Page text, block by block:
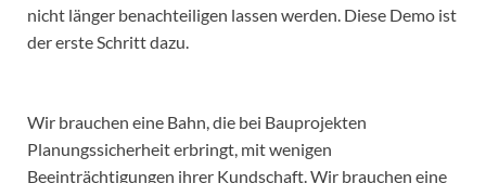
nicht länger benachteiligen lassen werden. Diese Demo ist
der erste Schritt dazu.
Wir brauchen eine Bahn, die bei Bauprojekten
Planungssicherheit erbringt, mit wenigen
Beeinträchtigungen ihrer Kundschaft. Wir brauchen eine